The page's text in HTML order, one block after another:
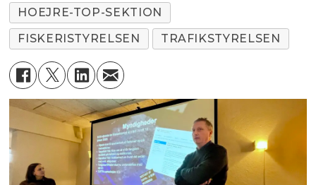
HOEJRE-TOP-SEKTION
FISKERISTYRELSEN
TRAFIKSTYRELSEN